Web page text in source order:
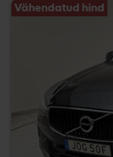
Vähendatud hind